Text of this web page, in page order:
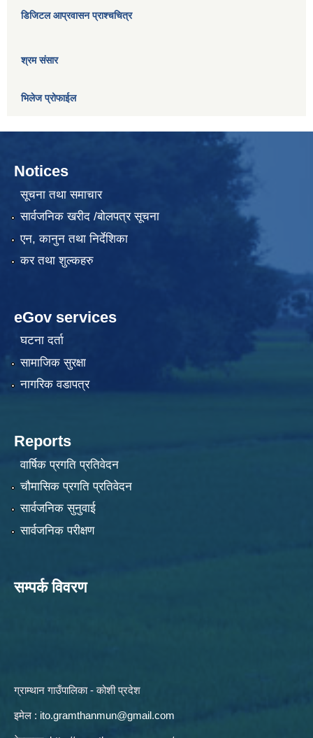
डिजिटल आप्रवासन प्राश्चचित्र
श्रम संसार
भिलेज प्रोफाईल
Notices
सूचना तथा समाचार
सार्वजनिक खरीद /बोलपत्र सूचना
एन, कानुन तथा निर्देशिका
कर तथा शुल्कहरु
eGov services
घटना दर्ता
सामाजिक सुरक्षा
नागरिक वडापत्र
Reports
वार्षिक प्रगति प्रतिवेदन
चौमासिक प्रगति प्रतिवेदन
सार्वजनिक सुनुवाई
सार्वजनिक परीक्षण
सम्पर्क विवरण
ग्राम्थान गाउँपालिका - कोशी प्रदेश
इमेल : ito.gramthanmun@gmail.com